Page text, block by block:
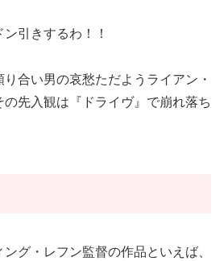
引きするわ！！
合い男の哀愁ただようライアン・
先入観は『ドライヴ』で崩れ落ち
グ・レフン監督の作品といえば、